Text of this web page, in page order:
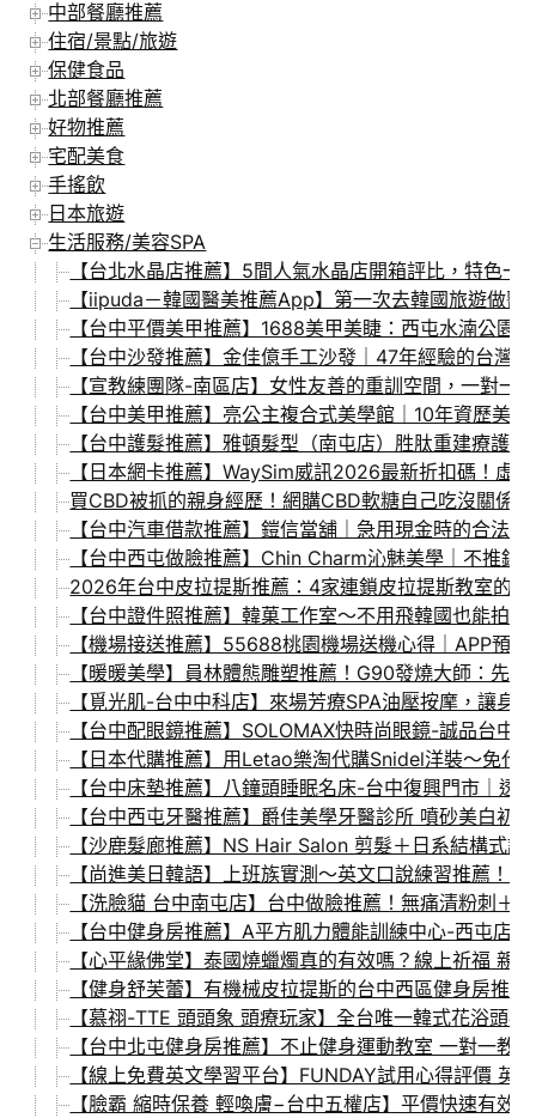
中部餐廳推薦
住宿/景點/旅遊
保健食品
北部餐廳推薦
好物推薦
宅配美食
手搖飲
日本旅遊
生活服務/美容SPA
【台北水晶店推薦】5間人氣水晶店開箱評比，特色
【iipuda－韓國醫美推薦App】第一次去韓國旅遊做
【台中平價美甲推薦】1688美甲美睫：西屯水湳公
【台中沙發推薦】金佳億手工沙發｜47年經驗的台灣
【宣教練團隊-南區店】女性友善的重訓空間，一對一
【台中美甲推薦】亮公主複合式美學館｜10年資歷美
【台中護髮推薦】雅頓髮型（南屯店）胜肽重建療護
【日本網卡推薦】WaySim威訊2026最新折扣碼！虛
買CBD被抓的親身經歷！網購CBD軟糖自己吃沒關係
【台中汽車借款推薦】鎧信當舖｜急用現金時的合法
【台中西屯做臉推薦】Chin Charm沁魅美學｜不推
2026年台中皮拉提斯推薦：4家連鎖皮拉提斯教室的
【台中證件照推薦】韓菓工作室～不用飛韓國也能拍
【機場接送推薦】55688桃園機場送機心得｜APP預
【暖暖美學】員林體態雕塑推薦！G90發燒大師：先
【覓光肌-台中中科店】來場芳療SPA油壓按摩，讓
【台中配眼鏡推薦】SOLOMAX快時尚眼鏡-誠品台
【日本代購推薦】用Letao樂淘代購Snidel洋裝～免
【台中床墊推薦】八鐘頭睡眠名床-台中復興門市｜透
【台中西屯牙醫推薦】爵佳美學牙醫診所 噴砂美白
【沙鹿髮廊推薦】NS Hair Salon 剪髮＋日系結構式
【尚進美日韓語】上班族實測～英文口說練習推薦！
【洗臉貓 台中南屯店】台中做臉推薦！無痛清粉刺
【台中健身房推薦】A平方肌力體能訓練中心-西屯店
【心平緣佛堂】泰國燒蠟燭真的有效嗎？線上祈福
【健身舒芙蕾】有機械皮拉提斯的台中西區健身房推
【慕祤-TTE 頭頭象 頭療玩家】全台唯一韓式花浴頭
【台中北屯健身房推薦】不止健身運動教室 一對一
【線上免費英文學習平台】FUNDAY試用心得評價
【臉霸 縮時保養 輕喚膚−台中五權店】平價快速有